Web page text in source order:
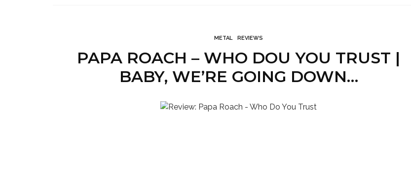
METAL REVIEWS
PAPA ROACH – WHO DOU YOU TRUST |
BABY, WE’RE GOING DOWN…